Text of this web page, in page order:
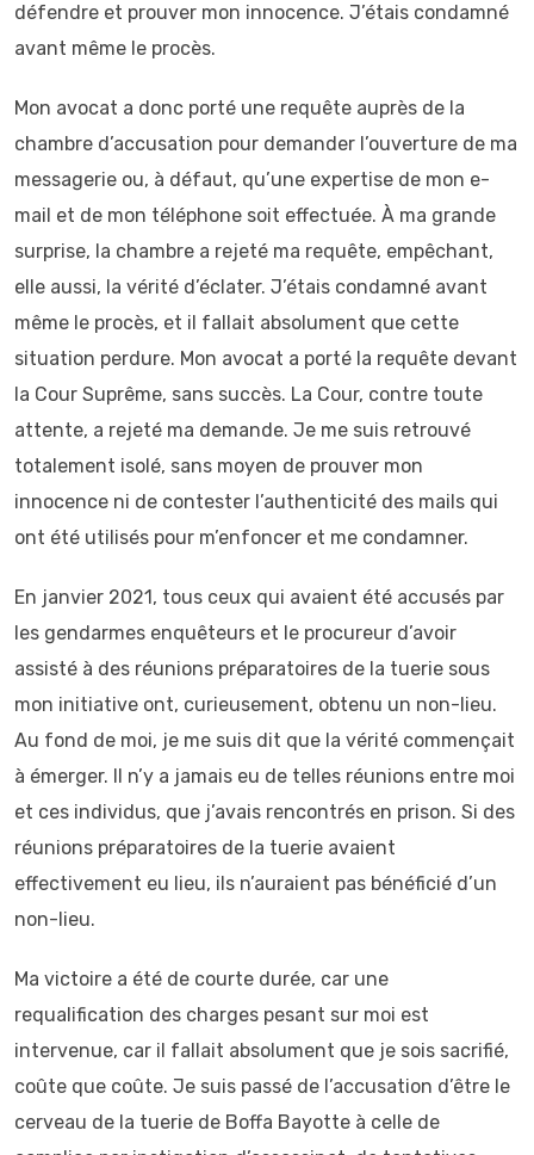
défendre et prouver mon innocence. J’étais condamné
avant même le procès.
Mon avocat a donc porté une requête auprès de la
chambre d’accusation pour demander l’ouverture de ma
messagerie ou, à défaut, qu’une expertise de mon e-
mail et de mon téléphone soit effectuée. À ma grande
surprise, la chambre a rejeté ma requête, empêchant,
elle aussi, la vérité d’éclater. J’étais condamné avant
même le procès, et il fallait absolument que cette
situation perdure. Mon avocat a porté la requête devant
la Cour Suprême, sans succès. La Cour, contre toute
attente, a rejeté ma demande. Je me suis retrouvé
totalement isolé, sans moyen de prouver mon
innocence ni de contester l’authenticité des mails qui
ont été utilisés pour m’enfoncer et me condamner.
En janvier 2021, tous ceux qui avaient été accusés par
les gendarmes enquêteurs et le procureur d’avoir
assisté à des réunions préparatoires de la tuerie sous
mon initiative ont, curieusement, obtenu un non-lieu.
Au fond de moi, je me suis dit que la vérité commençait
à émerger. Il n’y a jamais eu de telles réunions entre moi
et ces individus, que j’avais rencontrés en prison. Si des
réunions préparatoires de la tuerie avaient
effectivement eu lieu, ils n’auraient pas bénéficié d’un
non-lieu.
Ma victoire a été de courte durée, car une
requalification des charges pesant sur moi est
intervenue, car il fallait absolument que je sois sacrifié,
coûte que coûte. Je suis passé de l’accusation d’être le
cerveau de la tuerie de Boffa Bayotte à celle de